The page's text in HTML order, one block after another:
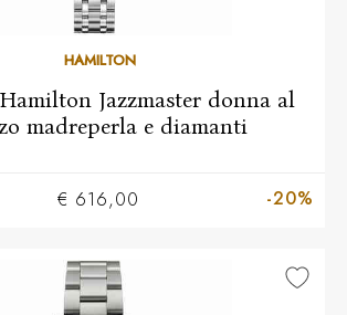
HAMILTON
Jazzmaster donna al
madreperla e diamanti
€ 616,00 -20%